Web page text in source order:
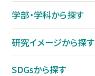
学部・学科から探す
研究イメージから探す
SDGsから探す